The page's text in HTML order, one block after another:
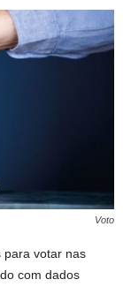
Voto
para votar nas
com dados